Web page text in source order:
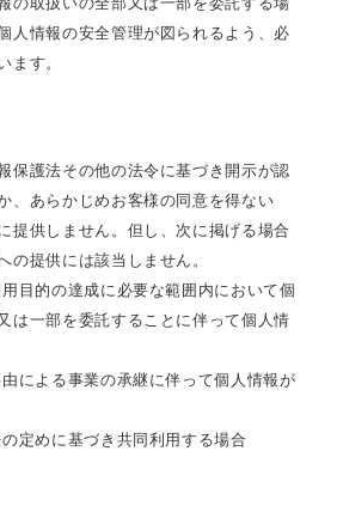
人情報の安全管理が図られるよう、必
ます。
保護法その他の法令に基づき開示が認
、あらかじめお客様の同意を得ない
提供しません。但し、次に掲げる場合
の提供には該当しません。
用目的の達成に必要な範囲内において個
は一部を委託することに伴って個人情
由による事業の承継に伴って個人情報が
の定めに基づき共同利用する場合